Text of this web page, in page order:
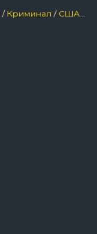
/ Криминал / США/